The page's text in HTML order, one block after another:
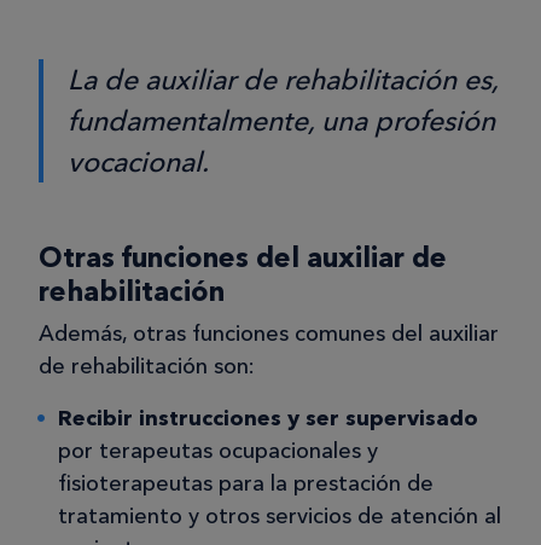
La de auxiliar de rehabilitación es,
fundamentalmente, una profesión
vocacional.
Otras funciones del auxiliar de
rehabilitación
Además, otras funciones comunes del auxiliar
de rehabilitación son:
Recibir instrucciones y ser supervisado
por terapeutas ocupacionales y
fisioterapeutas para la prestación de
tratamiento y otros servicios de atención al